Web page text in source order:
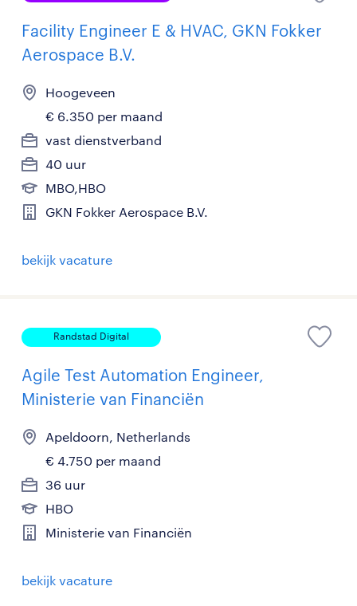
Facility Engineer E & HVAC, GKN Fokker
Aerospace B.V.
Hoogeveen
€ 6.350 per maand
vast dienstverband
40 uur
MBO,HBO
GKN Fokker Aerospace B.V.
bekijk vacature
Randstad Digital
Agile Test Automation Engineer,
Ministerie van Financiën
Apeldoorn, Netherlands
€ 4.750 per maand
36 uur
HBO
Ministerie van Financiën
bekijk vacature